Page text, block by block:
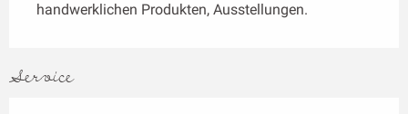
handwerklichen Produkten, Ausstellungen.
Service